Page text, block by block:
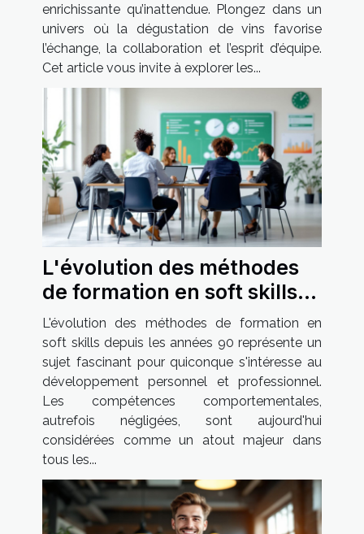
enrichissante qu’inattendue. Plongez dans un
univers où la dégustation de vins favorise
l’échange, la collaboration et l’esprit d’équipe.
Cet article vous invite à explorer les...
L'évolution des méthodes
de formation en soft skills
depuis les années 90
L'évolution des méthodes de formation en
soft skills depuis les années 90 représente un
sujet fascinant pour quiconque s'intéresse au
développement personnel et professionnel.
Les compétences comportementales,
autrefois négligées, sont aujourd'hui
considérées comme un atout majeur dans
tous les...